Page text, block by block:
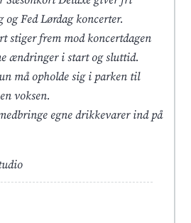
og Fed Lørdag koncerter.
stiger frem mod koncertdagen
ændringer i start og sluttid.
må opholde sig i parken til
voksen.
egne drikkevarer ind på